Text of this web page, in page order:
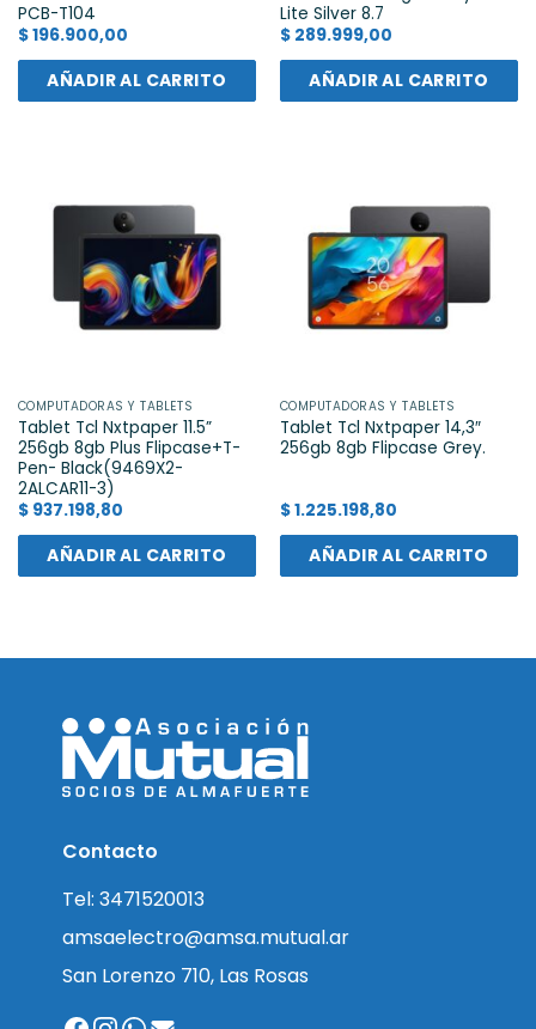
PCB-T104
$196.900,00
AÑADIR AL CARRITO
Lite Silver 8.7
$289.999,00
AÑADIR AL CARRITO
COMPUTADORAS Y TABLETS
Tablet Tcl Nxtpaper 11.5”
256gb 8gb Plus Flipcase+T-
Pen- Black(9469X2-
2ALCAR11-3)
$937.198,80
AÑADIR AL CARRITO
COMPUTADORAS Y TABLETS
Tablet Tcl Nxtpaper 14,3″
256gb 8gb Flipcase Grey.
$1.225.198,80
AÑADIR AL CARRITO
Contacto
Tel: 3471520013
amsaelectro@amsa.mutual.ar
San Lorenzo 710, Las Rosas